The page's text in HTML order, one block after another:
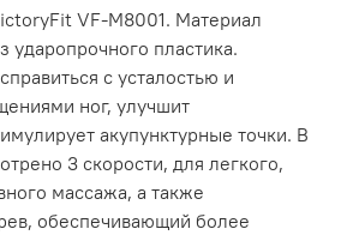
VF-M8001. Материал
ударопрочного пластика.
с усталостью и
ног, улучшит
акупунктурные точки. В
3 скорости, для легкого,
массажа, а также
обеспечивающий более